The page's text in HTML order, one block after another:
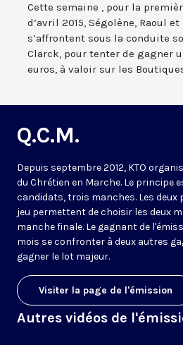
Cette semaine , pour la
d’avril 2015, Ségolène, Raoul et
s’affrontent sous la conduite
Clarck, pour tenter de gagner
euros, à valoir sur les
Q.C.M.
Depuis septembre 2012, KTO
du Chrétien en Marche. Le principe
candidats, trois manches. Les deux
jeu permettent de choisir les deux
manche finale. Le gagnant de
mois se confronter à deux autres
gagner le lot majeur.
Visiter la page de l'émission
Autres vidéos de